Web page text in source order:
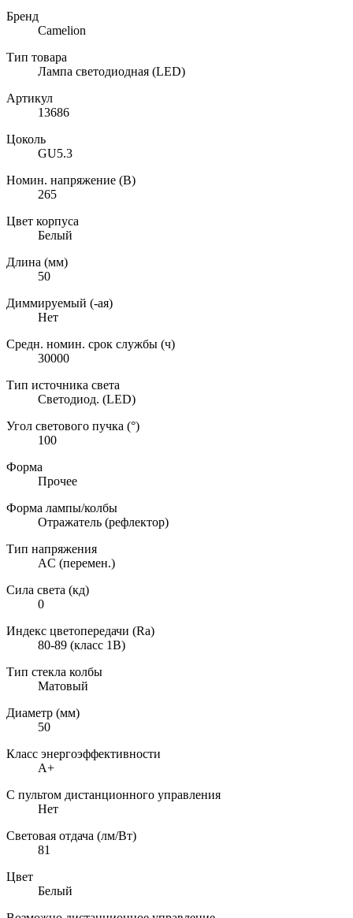
Бренд
Camelion
Тип товара
Лампа светодиодная (LED)
Артикул
13686
Цоколь
GU5.3
Номин. напряжение (В)
265
Цвет корпуса
Белый
Длина (мм)
50
Диммируемый (-ая)
Нет
Средн. номин. срок службы (ч)
30000
Тип источника света
Светодиод. (LED)
Угол светового пучка (°)
100
Форма
Прочее
Форма лампы/колбы
Отражатель (рефлектор)
Тип напряжения
AC (перемен.)
Сила света (кд)
0
Индекс цветопередачи (Ra)
80-89 (класс 1B)
Тип стекла колбы
Матовый
Диаметр (мм)
50
Класс энергоэффективности
A+
С пультом дистанционного управления
Нет
Световая отдача (лм/Вт)
81
Цвет
Белый